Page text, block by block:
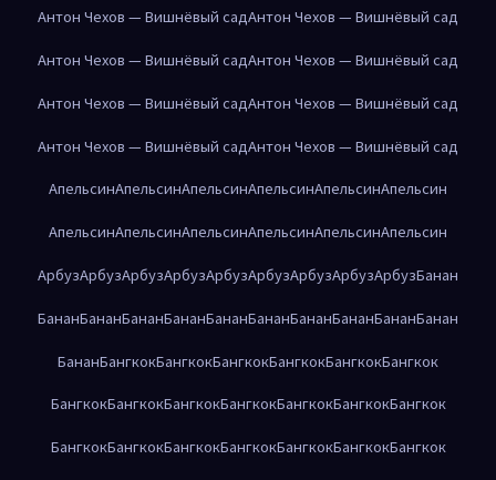
Антон Чехов — Вишнёвый садАнтон Чехов — Вишнёвый сад
Антон Чехов — Вишнёвый садАнтон Чехов — Вишнёвый сад
Антон Чехов — Вишнёвый садАнтон Чехов — Вишнёвый сад
Антон Чехов — Вишнёвый садАнтон Чехов — Вишнёвый сад
АпельсинАпельсинАпельсинАпельсинАпельсинАпельсин
АпельсинАпельсинАпельсинАпельсинАпельсинАпельсин
АрбузАрбузАрбузАрбузАрбузАрбузАрбузАрбузАрбузБанан
БананБананБананБананБананБананБананБананБананБанан
БананБангкокБангкокБангкокБангкокБангкокБангкок
БангкокБангкокБангкокБангкокБангкокБангкокБангкок
БангкокБангкокБангкокБангкокБангкокБангкокБангкок